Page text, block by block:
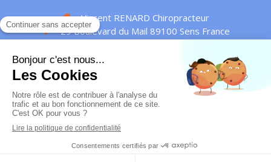
Vincent RENARD Chiropracteur
29 Boulevard du Mail 89100 Sens France
Mentions légales
© Vincent Renard - 2016 -